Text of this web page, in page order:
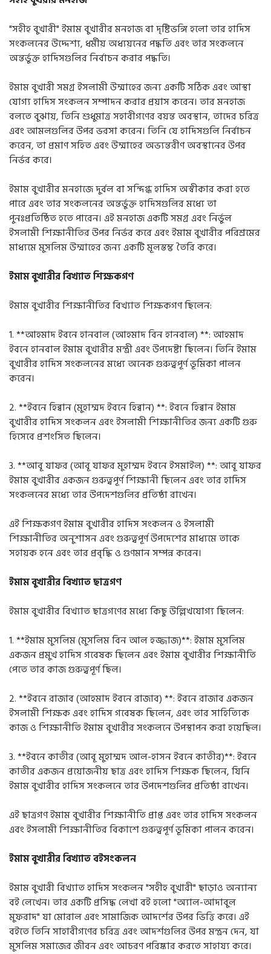
"সহীহ বুখারী"ইমাম বুখারীর মনহাজ বা দৃষ্টিভঙ্গি হলো তার হাদিস
সংকলনের উদ্দেশ্য,ধর্মীয় অধ্যয়নের পদ্ধতি এবং তার সংকলনে
অন্তর্ভুক্ত হাদিসগুলির নির্বাচন করার পদ্ধতি।
ইমাম বুখারী সমগ্র ইসলামী উম্মাহের জন্য একটি সঠিক এবং আস্থা
যোগ্য হাদিস সংকলন সম্পাদন করার প্রয়াস করেন। তার মনহাজ
বলতে বুঝায়,তিনি শুধুমাত্র সহাবীগণের বয়ন্ত অবস্থান,তাদের চরিত্র
এবং আমলগুলির উপর ভরসা করেন। তিনি যে হাদিসগুলি নির্বাচন
করেন,তা প্রমাণ সহিত এবং উম্মাহের অভ্যন্তরীণ অবস্থানের উপর
নির্ভর করে।
ইমাম বুখারীর মনহাজে দুর্বল বা সন্দিগ্ধ হাদিস অস্বীকার করা হতে
পারে এবং তার সংকলনের অন্তর্ভুক্ত হাদিসগুলির মধ্যে তা
পুনঃপ্রতিষ্ঠিত হতে পারেন। এই মনহাজ একটি সমগ্র এবং নির্ভুল
ইসলামী শিক্ষানীতির উপর নির্ভর করে এবং ইমাম বুখারীর পরিশ্রমের
মাধ্যমে মুসলিম উম্মাহের জন্য একটি মূলস্তম্ভ তৈরি করে।
ইমাম বুখারীর বিখ্যাত শিক্ষকগণ
ইমাম বুখারীর শিক্ষানীতির বিখ্যাত শিক্ষকগণ ছিলেন:
1. **আহমাদ ইবনে হানবাল(আহমাদ বিন হানবাল) **:আহমাদ
ইবনে হানবাল ইমাম বুখারীর মন্ত্রী এবং উপদেষ্টা ছিলেন। তিনি ইমাম
বুখারীর হাদিস সংকলনের মধ্যে অনেক গুরুত্বপূর্ণ ভূমিকা পালন
করেন।
2. **ইবনে হিব্বান(মুহাম্মদ ইবনে হিব্বান) **:ইবনে হিব্বান ইমাম
বুখারীর হাদিস সংকলন এবং ইসলামী শিক্ষানীতির জন্য একটি গুরু
হিসেবে প্রশংসিত ছিলেন।
3. **আবূ যাফর(আবূ যাফর মুহাম্মদ ইবনে ইসমাইল) **:আবূ যাফর
ইমাম বুখারীর একজন গুরুত্বপূর্ণ শিক্ষানী ছিলেন এবং তার হাদিস
সংকলনের মধ্যে তার উপদেশগুলির প্রতিষ্ঠা রাখেন।
এই শিক্ষকগণ ইমাম বুখারীর হাদিস সংকলন ও ইসলামী
শিক্ষানীতির অনুশাসন এবং গুরুত্বপূর্ণ উপদেশের মাধ্যমে তাকে
সহায়ক হনে এবং তার প্রবৃদ্ধি ও গুণমান সম্পন্ন করেন।
ইমাম বুখারীর বিখ্যাত ছাত্রগণ
ইমাম বুখারীর বিখ্যাত ছাত্রগণের মধ্যে কিছু উল্লিখযোগ্য ছিলেন:
1. **ইমাম মুসলিম(মুসলিম বিন আল হজ্জাজ)**:ইমাম মুসলিম
একজন প্রমুখ হাদিস গবেষক ছিলেন এবং ইমাম বুখারীর শিক্ষানীতি
পেতে তার কাজ গুরুত্বপূর্ণ ছিল।
2. **ইবনে রাজাব(আহমাদ ইবনে রাজাব) **:ইবনে রাজাব একজন
ইসলামী শিক্ষক এবং হাদিস গবেষক ছিলেন,এবং তার সাহিত্যিক
কাজ ও শিক্ষানীতি ইমাম বুখারীর সংকলনে উপস্থাপন করা হয়েছিল।
3. **ইবনে কাতীর(আবূ মুহাম্মদ আল-হাসন ইবনে কাতীর)**:ইবনে
কাতীর একজন প্রয়োজনীয় ছাত্র এবং হাদিস শিক্ষক ছিলেন,যিনি
ইমাম বুখারীর হাদিস সংকলনে তার উপদেশগুলির প্রতিষ্ঠা রাখেন।
এই ছাত্রগণ ইমাম বুখারীর শিক্ষানীতি প্রাপ্ত এবং তার হাদিস সংকলন
এবং ইসলামী শিক্ষানীতির বিকাশে গুরুত্বপূর্ণ ভূমিকা পালন করেন।
ইমাম বুখারীর বিখ্যাত বইসংকলন
ইমাম বুখারী বিখ্যাত হাদিস সংকলন"সহীহ বুখারী"ছাড়াও অন্যান্য
বই লেখেন। তার একটি প্রসিদ্ধ লেখা বই হলো"অ্যাল-আদাবুল
মুফরাদ"যা মোরাল এবং সামাজিক আদর্শের উপর ভিত্তি করে। এই
বইতে তিনি সাহাবীগণের চরিত্র এবং আদর্শগুলির উপর মন্ত্রন দেন,যা
মুসলিম সমাজের জীবন এবং আচরণ পরিষ্কার করতে সাহায্য করে।